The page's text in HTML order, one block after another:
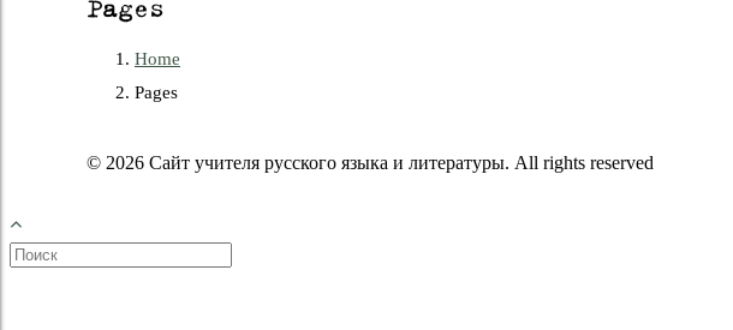
Pages
Home
Pages
© 2026 Сайт учителя русского языка и литературы. All rights reserved